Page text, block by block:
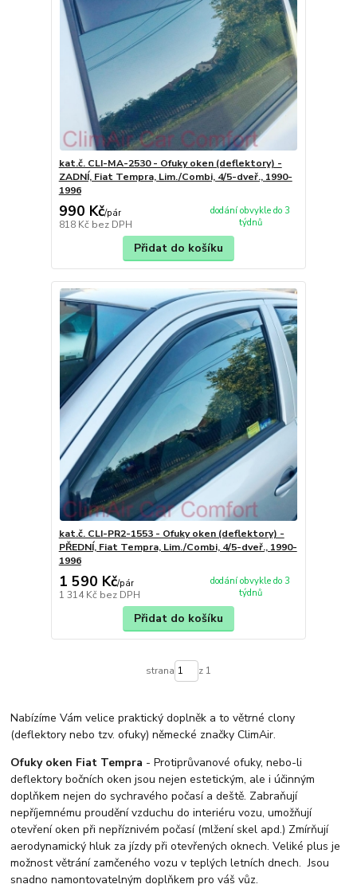
kat.č. CLI-MA-2530 - Ofuky oken (deflektory) -
ZADNÍ, Fiat Tempra, Lim./Combi, 4/5-dveř., 1990-
1996
990 Kč/pár
818 Kč bez DPH
dodání obvykle do 3
týdnů
Přidat do košíku
kat.č. CLI-PR2-1553 - Ofuky oken (deflektory) -
PŘEDNÍ, Fiat Tempra, Lim./Combi, 4/5-dveř., 1990-
1996
1 590 Kč/pár
1 314 Kč bez DPH
dodání obvykle do 3
týdnů
Přidat do košíku
strana z 1
Nabízíme Vám velice praktický doplněk a to větrné clony
(deflektory nebo tzv. ofuky) německé značky ClimAir.
Ofuky oken Fiat Tempra - Protiprůvanové ofuky, nebo-li
deflektory bočních oken jsou nejen estetickým, ale i účinným
doplňkem nejen do sychravého počasí a deště. Zabraňují
nepříjemnému proudění vzduchu do interiéru vozu, umožňují
otevření oken při nepříznivém počasí (mlžení skel apd.) Zmírňují
aerodynamický hluk za jízdy při otevřených oknech. Veliké plus je
možnost větrání zamčeného vozu v teplých letních dnech. Jsou
snadno namontovatelným doplňkem pro váš vůz.